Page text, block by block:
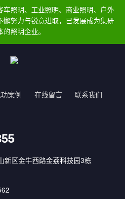
车照明、工业照明、商业照明、户外
懈努力与锐意进取，已发展成为集研
照明企业。
案例 在线留言 联系我们
新区金牛西路金荔科技园3栋